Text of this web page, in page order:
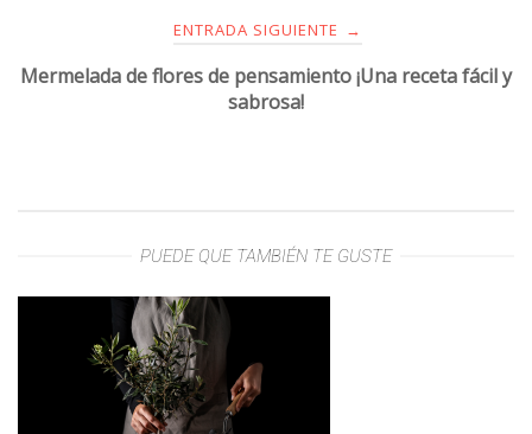
ENTRADA SIGUIENTE →
Mermelada de flores de pensamiento ¡Una receta fácil y
sabrosa!
PUEDE QUE TAMBIÉN TE GUSTE